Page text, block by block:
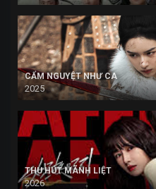
CẨM NGUYỆT NHƯ CA
2025
THU HÚT MÃNH LIỆT
2026